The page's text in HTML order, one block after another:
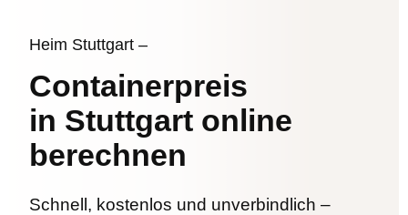
Heim Stuttgart –
Containerpreis
in Stuttgart online
berechnen
Schnell, kostenlos und unverbindlich –